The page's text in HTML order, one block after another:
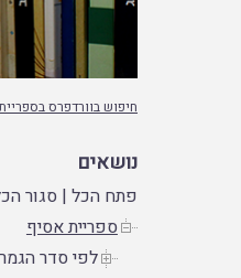
חיפוש בוורדפרס
נושאים
פתח הכל |סגור
ספריית אסיף
לפי סדר